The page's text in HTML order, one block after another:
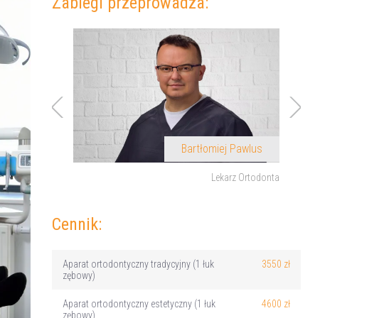
Dawid Pawlak
Lekarz Ortodonta
Bartłomiej Pawlus
Lekarz Ortodonta
Cennik:
Aparat ortodontyczny tradycyjny (1 łuk
zębowy)
3550 zł
Aparat ortodontyczny estetyczny (1 łuk
zębowy)
4600 zł